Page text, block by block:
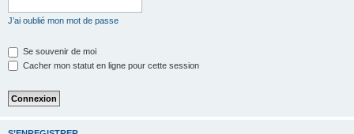
J’ai oublié mon mot de passe
Se souvenir de moi
Cacher mon statut en ligne pour cette session